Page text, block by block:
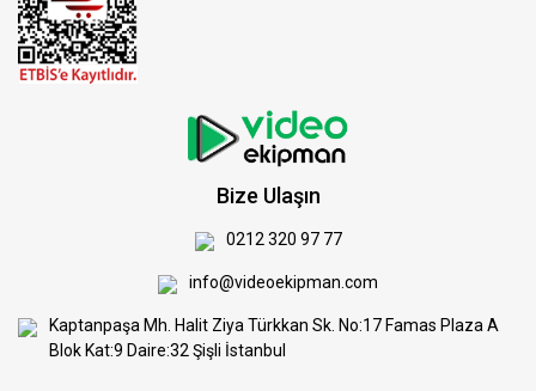
Bize Ulaşın
0212 320 97 77
info@videoekipman.com
Kaptanpaşa Mh. Halit Ziya Türkkan Sk. No:17 Famas Plaza A
Blok Kat:9 Daire:32 Şişli İstanbul